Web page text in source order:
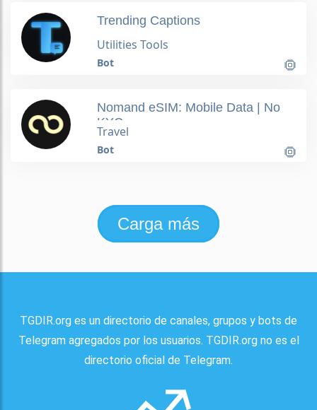
Trending Captions
Utilities Tools
Bot
Nomand eSIM: Mobile Data | No
KYC
Travel
Bot
Carga más
TGDIR.org es un directorio de canales, grupos y bots de
Telegram agregados por los usuarios. TGDIR.org no es el
directorio oficial de Telegram.